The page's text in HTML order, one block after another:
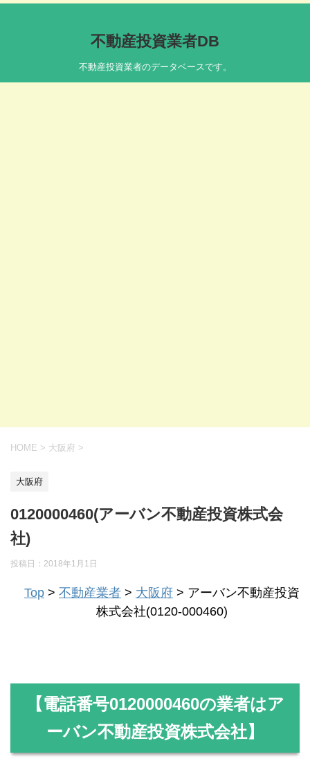
不動産投資業者DB
不動産投資業者のデータベースです。
HOME > 大阪府 >
大阪府
0120000460(アーバン不動産投資株式会
社)
投稿日： 2018年1月1日
Top > 不動産業者 > 大阪府 > アーバン不動産投資
株式会社(0120-000460)
【電話番号0120000460の業者はア
ーバン不動産投資株式会社】